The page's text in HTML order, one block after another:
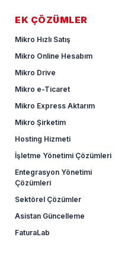
EK ÇÖZÜMLER
Mikro Hızlı Satış
Mikro Online Hesabım
Mikro Drive
Mikro e-Ticaret
Mikro Express Aktarım
Mikro Şirketim
Hosting Hizmeti
İşletme Yönetimi Çözümleri
Entegrasyon Yönetimi
Çözümleri
Sektörel Çözümler
Asistan Güncelleme
FaturaLab